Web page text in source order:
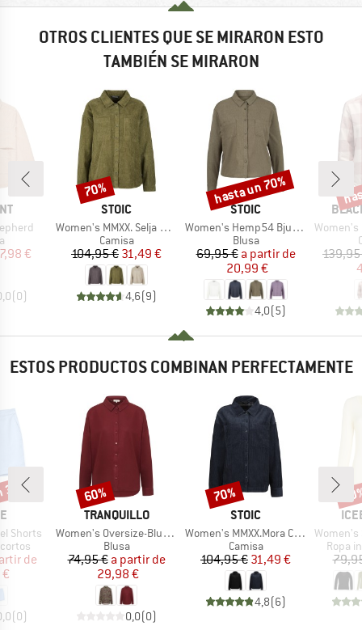
OTROS CLIENTES QUE SE MIRARON ESTO
TAMBIÉN SE MIRARON
group
reducido
€
(0)
MARCA
STOIC
Artículo
Women's MMXX. Selja Cord Shirt
Product group
Camisa
Precio
104,95 €Precio reducido
31,49 €
4,6(9)
Descuento
70%
MARCA
STOIC
Artículo
Women's Hemp54 BjurholmSt. L/S Blouse
Product group
Blusa
Precio
69,95 € Precio reducido
a partir de
20,99 €
4,0(5)
Descuento
hasta un 70%
Artículo
Women's
ESTOS PRODUCTOS COMBINAN PERFECTAMENTE
Shorts
reducido
de
(0)
MARCA
TRANQUILLO
Artículo
Women's Oversize-Bluse aus EcoVero Viskose
Product group
Blusa
Precio
74,95 € Precio reducido
a partir de
29,98 €
0,0(0)
Descuento
60%
MARCA
STOIC
Artículo
Women's MMXX.Mora Cord Shirt
Product group
Camisa
Precio
104,95 €Precio reducido
31,49 €
4,8(6)
Descuento
70%
Artículo
Women's
Ropa